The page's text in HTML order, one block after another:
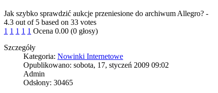
Jak szybko sprawdzić aukcje przeniesione do archiwum Allegro? -
4.3 out of 5 based on 33 votes
1 1 1 1 1 Ocena 0.00 (0 głosy)
Szczegóły
Kategoria: Nowinki Internetowe
Opublikowano: sobota, 17, styczeń 2009 09:02
Admin
Odsłony: 30465